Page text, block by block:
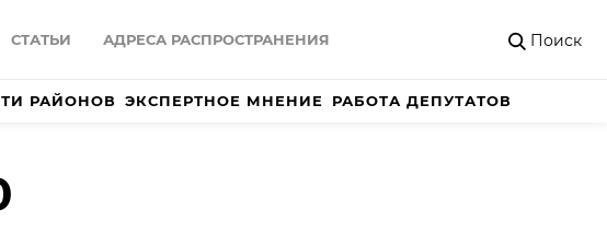
СТАТЬИ АДРЕСА РАСПРОСТРАНЕНИЯ Поиск
РАЙОНОВ ЭКСПЕРТНОЕ МНЕНИЕ РАБОТА ДЕПУТАТОВ